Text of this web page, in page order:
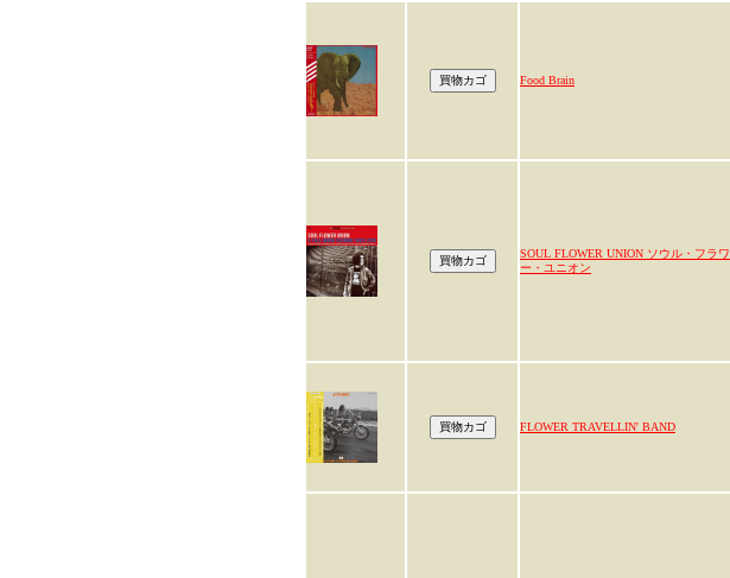
Food Brain
SOUL FLOWER UNION ソウル・フラワ
ー・ユニオン
FLOWER TRAVELLIN' BAND